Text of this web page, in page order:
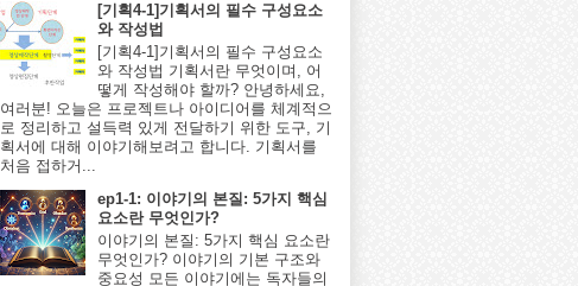
[기획4-1]기획서의 필수 구성요소
와 작성법
[기획4-1]기획서의 필수 구성요소
와 작성법 기획서란 무엇이며, 어
떻게 작성해야 할까? 안녕하세요,
여러분! 오늘은 프로젝트나 아이디어를 체계적으
로 정리하고 설득력 있게 전달하기 위한 도구, 기
획서에 대해 이야기해보려고 합니다. 기획서를
처음 접하거...
ep1-1: 이야기의 본질: 5가지 핵심
요소란 무엇인가?
이야기의 본질: 5가지 핵심 요소란
무엇인가? 이야기의 기본 구조와
중요성 모든 이야기에는 독자들의